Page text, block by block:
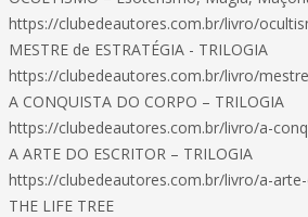
https://clubedeautores.com.br/livro/
MESTRE de ESTRATÉGIA - TRILOGIA
https://clubedeautores.com.br/livro/
A CONQUISTA DO CORPO – TRILOGIA
https://clubedeautores.com.br/livro/a-
A ARTE DO ESCRITOR – TRILOGIA
https://clubedeautores.com.br/livro/a-
THE LIFE TREE